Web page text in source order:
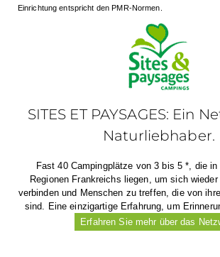
Einrichtung entspricht den PMR-Normen.
SITES ET PAYSAGES: Ein
Naturliebhaber.
Fast 40 Campingplätze von 3 bis 5 *, die
Regionen Frankreichs liegen, um sich
verbinden und Menschen zu treffen, die von
sind. Eine einzigartige Erfahrung, um
Erfahren Sie mehr über das